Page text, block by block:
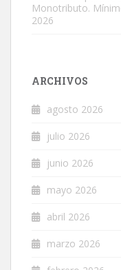
Monotributo.
2026
ARCHIVOS
agosto 2026
julio 2026
junio 2026
mayo 2026
abril 2026
marzo 2026